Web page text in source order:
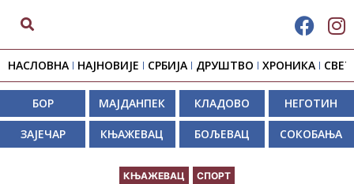
НАСЛОВНА НАЈНОВИЈЕ СРБИЈА ДРУШТВО ХРОНИКА СВЕТ
БОР МАЈДАНПЕК КЛАДОВО НЕГОТИН
ЗАЈЕЧАР КЊАЖЕВАЦ БОЉЕВАЦ СОКОБАЊА
КЊАЖЕВАЦ СПОРТ